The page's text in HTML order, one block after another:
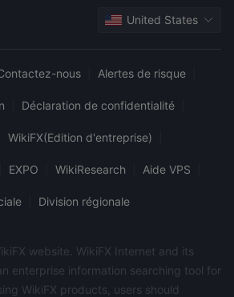
United States
nous Alertes de risque
Déclaration de confidentialité
WikiFX(Edition d'entreprise)
EXPO WikiResearch Aide VPS
Division régionale
website. WikiFX Internet and its
enterprise information searching tool for
WikiFX products, users should